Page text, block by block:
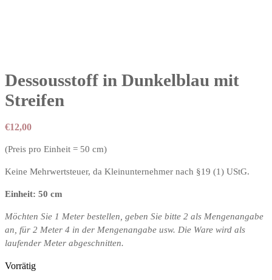
Dessousstoff in Dunkelblau mit
Streifen
€12,00
(Preis pro Einheit = 50 cm)
Keine Mehrwertsteuer, da Kleinunternehmer nach §19 (1) UStG.
Einheit: 50 cm
Möchten Sie 1 Meter bestellen, geben Sie bitte 2 als Mengenangabe
an, für 2 Meter 4 in der Mengenangabe usw. Die Ware wird als
laufender Meter abgeschnitten.
Vorrätig